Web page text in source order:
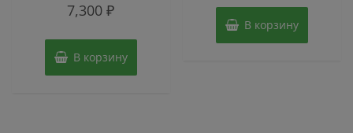
0
из
7,300₽
В корзину
В корзину